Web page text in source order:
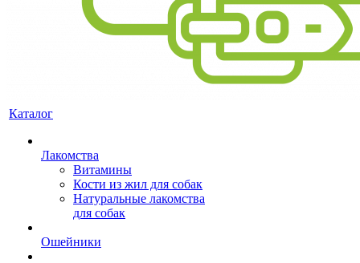
Каталог
Лакомства
Витамины
Кости из жил для собак
Натуральные лакомства
для собак
Ошейники